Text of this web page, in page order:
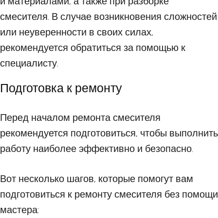
смесителя. В случае возникновения сложностей
или неуверенности в своих силах,
рекомендуется обратиться за помощью к
специалисту.
Подготовка к ремонту
Перед началом ремонта смесителя
рекомендуется подготовиться, чтобы выполнить
работу наиболее эффективно и безопасно.
Вот несколько шагов, которые помогут вам
подготовиться к ремонту смесителя без помощи
мастера: